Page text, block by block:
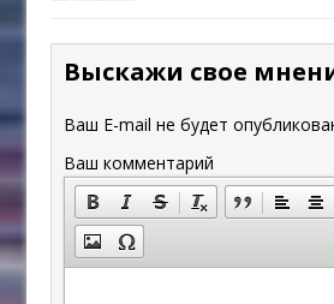
Выскажи свое
Ваш E-mail не будет
Ваш комментарий